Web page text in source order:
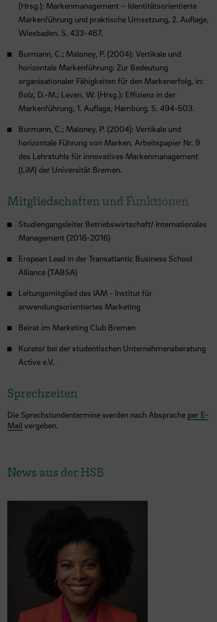
(Hrsg.): Markenmanagement – Identitätsorientierte
Markenführung und praktische Umsetzung, 2. Auflage,
Wiesbaden, S. 433-467.
Burmann, C.; Maloney, P. (2004): Vertikale und
horizontale Markenführung: Zur Bedeutung
organisationaler Fähigkeiten für den Markenerfolg, in:
Bolz, D.-M.; Leven, W. (Hrsg.): Effizienz in der
Markenführung, 1. Auflage, Hamburg, S. 494-503.
Burmann, C.; Maloney, P. (2004): Vertikale und
horizontale Führung von Marken, Arbeitspapier Nr. 9
des Lehrstuhls für innovatives Markenmanagement
(LiM) der Universität Bremen.
Mitgliedschaften und Funktionen
Studiengangsleiter Betriebswirtschaft/ Internationales
Management (2016-2016)
Eropean Lead in der Transatlantic Business School
Alliance (TABSA)
Leitungsmitglied des IAM - Institut für
anwendungsorientiertes Marketing
Beirat im Marketing Club Bremen
Kurator bei der studentischen Unternehmensberatung
Active e.V.
Sprechzeiten
Die Sprechstundentermine werden nach Absprache per E-
Mail vergeben.
News aus der HSB